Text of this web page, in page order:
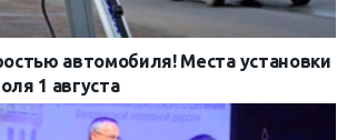
автомобиля! Места установки
1 августа